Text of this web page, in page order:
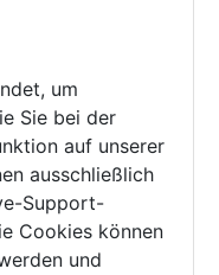
um
Sie bei der
auf unserer
ausschließlich
Support-
Cookies können
und